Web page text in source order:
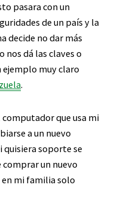
pasara con un
de un país y la
decide no dar más
dá las claves o
ejemplo muy claro
.
computador que usa mi
a un nuevo
soporte se
un nuevo
mi familia solo